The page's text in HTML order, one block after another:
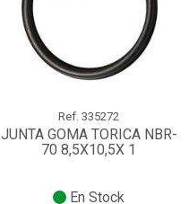
Ref. 335272
JUNTA GOMA TORICA NBR-
70 8,5X10,5X 1
En Stock